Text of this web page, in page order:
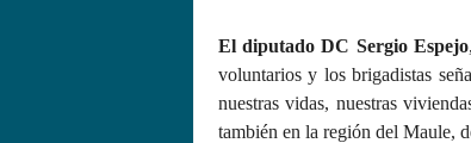
El diputado DC Sergio Espejo
voluntarios y los brigadistas
nuestras vidas, nuestras
también en la región del Maule,